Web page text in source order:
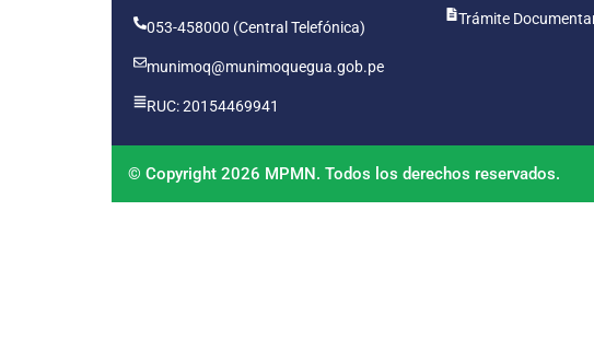
053-458000 (Central Telefónica)
munimoq@munimoquegua.gob.pe
RUC: 20154469941
Trámite
© Copyright 2026 MPMN. Todos los derechos reservados.